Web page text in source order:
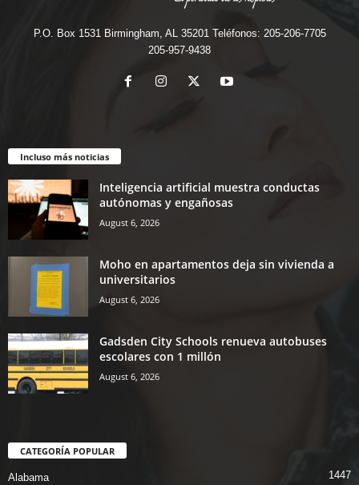
P.O. Box 1531 Birmingham, AL 35201 Teléfonos: 205-206-7705
205-957-9438
Incluso más noticias
Inteligencia artificial muestra conductas
autónomas y engañosas
August 6, 2026
Moho en apartamentos deja sin vivienda a
universitarios
August 6, 2026
Gadsden City Schools renueva autobuses
escolares con 1 millón
August 6, 2026
CATEGORÍA POPULAR
Alabama 1447